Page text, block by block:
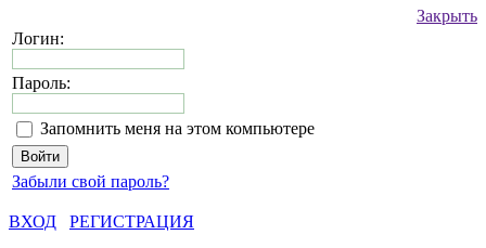
Закрыть
Логин:
Пароль:
Запомнить меня на этом компьютере
Забыли свой пароль?
ВХОД
РЕГИСТРАЦИЯ